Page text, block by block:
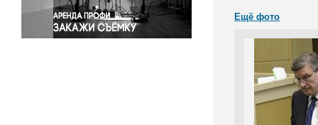
Экономика и бизнес
Ещё фото